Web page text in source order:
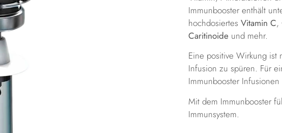
Immunbooster enthält
hochdosiertes Vitamin C,
Caritinoide und mehr.
Eine positive Wirkung ist
Infusion zu spüren. Für
Immunbooster
Mit dem Immunbooster
Immunsystem.